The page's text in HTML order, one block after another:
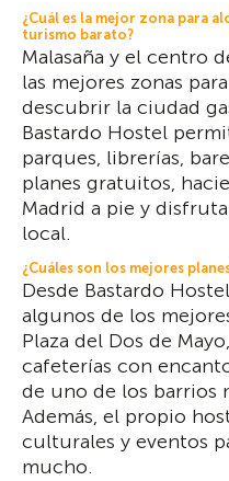
¿Cuál es la mejor zona para
turismo barato?
Malasaña y el centro
las mejores zonas
descubrir la ciudad
Bastardo Hostel
parques, librerías,
planes gratuitos,
Madrid a pie y
local.
¿Cuáles son los mejores
Desde Bastardo
algunos de los
Plaza del Dos de
cafeterías con
de uno de los barrios
Además, el propio
culturales y eventos
mucho.